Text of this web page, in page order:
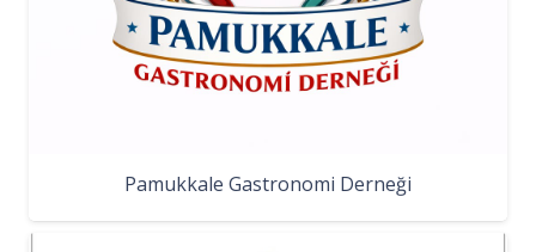
Pamukkale Gastronomi Derneği